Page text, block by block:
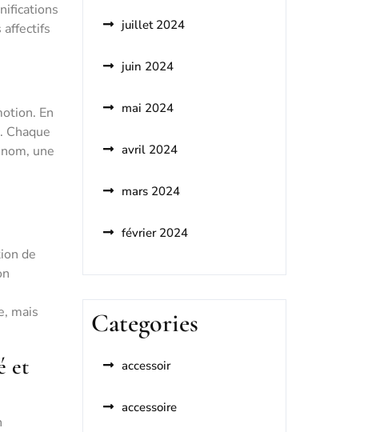
affectifs
En
Chaque
une
de
mais
et
juillet 2024
juin 2024
mai 2024
avril 2024
mars 2024
février 2024
Categories
accessoir
accessoire